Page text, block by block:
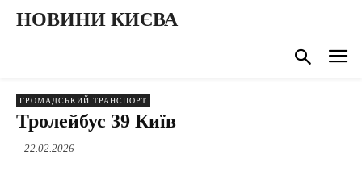
НОВИНИ КИЄВА
ГРОМАДСЬКИЙ ТРАНСПОРТ
Тролейбус 39 Київ
22.02.2026